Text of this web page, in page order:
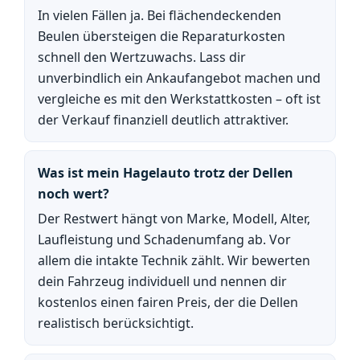
In vielen Fällen ja. Bei flächendeckenden
Beulen übersteigen die Reparaturkosten
schnell den Wertzuwachs. Lass dir
unverbindlich ein Ankaufangebot machen und
vergleiche es mit den Werkstattkosten – oft ist
der Verkauf finanziell deutlich attraktiver.
Was ist mein Hagelauto trotz der Dellen
noch wert?
Der Restwert hängt von Marke, Modell, Alter,
Laufleistung und Schadenumfang ab. Vor
allem die intakte Technik zählt. Wir bewerten
dein Fahrzeug individuell und nennen dir
kostenlos einen fairen Preis, der die Dellen
realistisch berücksichtigt.